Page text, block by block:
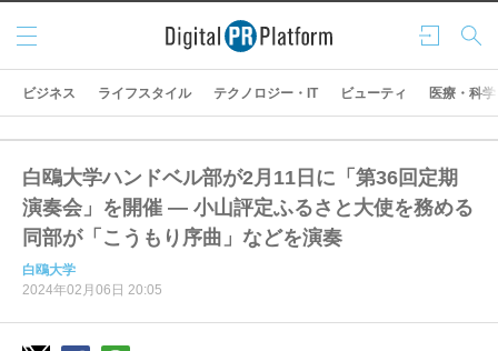
ログ
イン
検索
メニ
ュー
ビジネス ライフスタイル テクノロジー・IT ビューティ 医療・科学
白鴎大学ハンドベル部が2月11日に「第36回定期
演奏会」を開催 ― 小山評定ふるさと大使を務める
同部が「こうもり序曲」などを演奏
白鴎大学
2024年02月06日 20:05